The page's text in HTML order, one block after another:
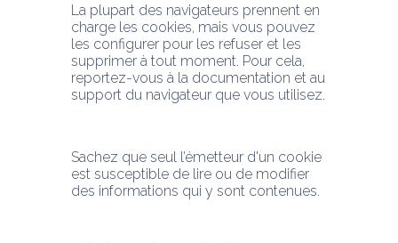
La plupart des navigateurs prennent en
charge les cookies, mais vous pouvez
les configurer pour les refuser et les
supprimer à tout moment. Pour cela,
reportez-vous à la documentation et au
support du navigateur que vous utilisez.
Sachez que seul l’émetteur d'un cookie
est susceptible de lire ou de modifier
des informations qui y sont contenues.